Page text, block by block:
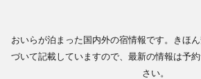
おいらが泊まった国内外の宿情報です。きほ
づいて記載していますので、最新の情報は予
さい。